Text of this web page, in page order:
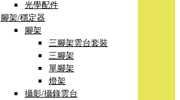
光學配件
腳架/穩定器
腳架
三腳架雲台套裝
三腳架
單腳架
燈架
攝影/攝錄雲台